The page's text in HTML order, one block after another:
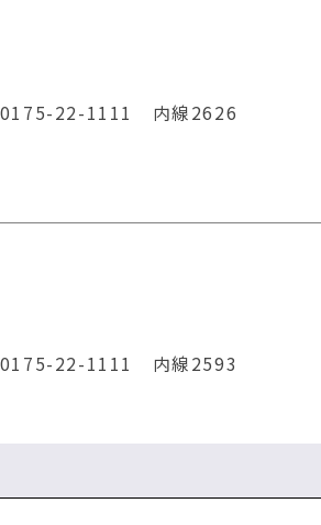
22-1111 内線2626
22-1111 内線2593